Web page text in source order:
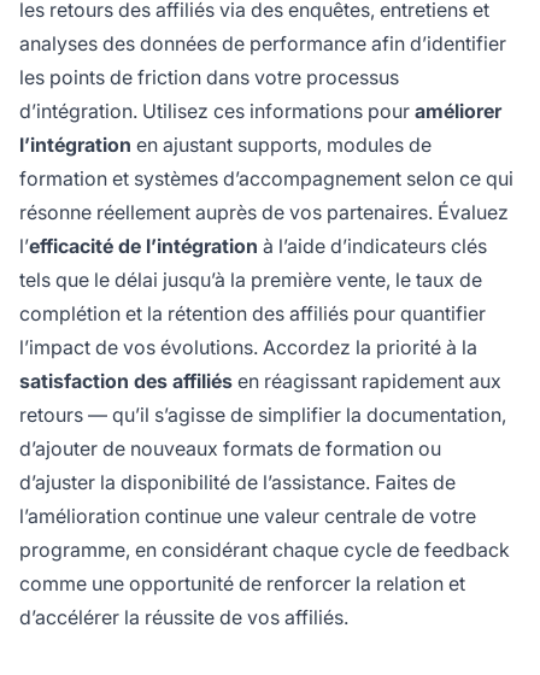
les retours des affiliés via des enquêtes, entretiens et
analyses des données de performance afin d’identifier
les points de friction dans votre processus
d’intégration. Utilisez ces informations pour améliorer
l’intégration en ajustant supports, modules de
formation et systèmes d’accompagnement selon ce qui
résonne réellement auprès de vos partenaires. Évaluez
l’efficacité de l’intégration à l’aide d’indicateurs clés
tels que le délai jusqu’à la première vente, le taux de
complétion et la rétention des affiliés pour quantifier
l’impact de vos évolutions. Accordez la priorité à la
satisfaction des affiliés en réagissant rapidement aux
retours — qu’il s’agisse de simplifier la documentation,
d’ajouter de nouveaux formats de formation ou
d’ajuster la disponibilité de l’assistance. Faites de
l’amélioration continue une valeur centrale de votre
programme, en considérant chaque cycle de feedback
comme une opportunité de renforcer la relation et
d’accélérer la réussite de vos affiliés.